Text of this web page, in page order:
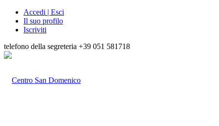
Accedi | Esci
Il suo profilo
Iscriviti
telefono della segreteria +39 051 581718